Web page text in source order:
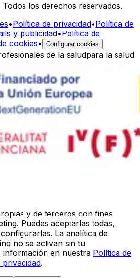
los derechos reservados.
•Política de privacidad•Política de
y publicidad•Política de
cookies• Configurar cookies
de la saludpara la salud
y de terceros con fines
Puedes aceptarlas todas,
La analítica de
no se activan sin tu
información en nuestra Política de
privacidad.